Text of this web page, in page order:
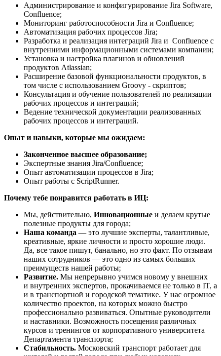
Администрирование и конфигурирование Jira Software,
Confluence;
Мониторинг работоспособности Jira и Confluence;
Автоматизация рабочих процессов Jira;
Разработка и реализация интеграций Jira и Confluence с
внутренними информационными системами компании;
Установка и настройка плагинов и обновлений
продуктов Atlassian;
Расширение базовой функциональности продуктов, в
том числе с использованием Groovy - скриптов;
Консультация и обучение пользователей по реализации
рабочих процессов и интеграций;
Ведение технической документации реализованных
рабочих процессов и интеграций.
Опыт и навыки, которые мы ожидаем:
Законченное высшее образование;
Экспертные знания Jira/Confluence;
Опыт автоматизации процессов в Jira;
Опыт работы с ScriptRunner.
Почему тебе понравится работать в ИЦ:
Мы, действительно, Инновационные и делаем крутые
полезные продукты для города;
Наша команда — это лучшие эксперты, талантливые,
креативные, яркие личности и просто хорошие люди.
Да, все такое пишут, банально, но это факт. По отзывам
наших сотрудников — это одно из самых больших
преимуществ нашей работы;
Развитие. Мы непрерывно учимся новому у внешних
и внутренних экспертов, прокачиваемся не только в IT, а
и в транспортной и городской тематике. У нас огромное
количество проектов, на которых можно быстро
профессионально развиваться. Опытные руководители
и наставники. Возможность посещения различных
курсов и тренингов от корпоративного университета
Департамента транспорта;
Стабильность. Московский транспорт работает для